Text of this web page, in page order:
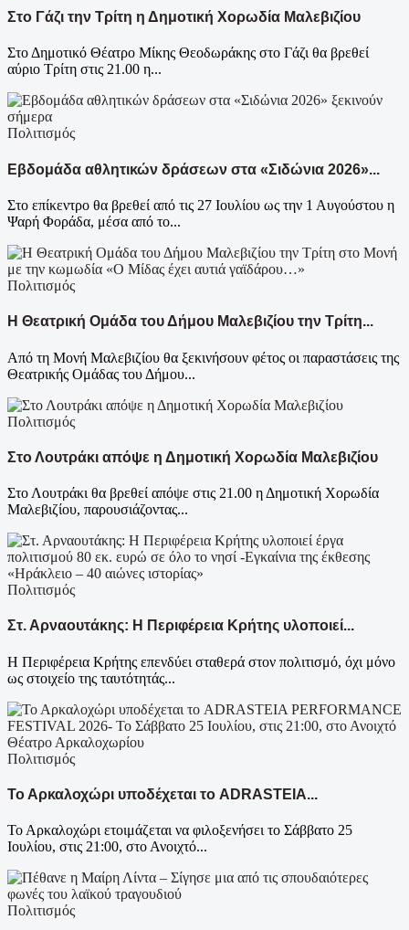
Στο Γάζι την Τρίτη η Δημοτική Χορωδία Μαλεβιζίου
Στο Δημοτικό Θέατρο Μίκης Θεοδωράκης στο Γάζι θα βρεθεί
αύριο Τρίτη στις 21.00 η...
Πολιτισμός
Εβδομάδα αθλητικών δράσεων στα «Σιδώνια 2026»...
Στο επίκεντρο θα βρεθεί από τις 27 Ιουλίου ως την 1 Αυγούστου η
Ψαρή Φοράδα, μέσα από το...
Πολιτισμός
Η Θεατρική Ομάδα του Δήμου Μαλεβιζίου την Τρίτη...
Από τη Μονή Μαλεβιζίου θα ξεκινήσουν φέτος οι παραστάσεις της
Θεατρικής Ομάδας του Δήμου...
Πολιτισμός
Στο Λουτράκι απόψε η Δημοτική Χορωδία Μαλεβιζίου
Στο Λουτράκι θα βρεθεί απόψε στις 21.00 η Δημοτική Χορωδία
Μαλεβιζίου, παρουσιάζοντας...
Πολιτισμός
Στ. Αρναουτάκης: Η Περιφέρεια Κρήτης υλοποιεί...
Η Περιφέρεια Κρήτης επενδύει σταθερά στον πολιτισμό, όχι μόνο
ως στοιχείο της ταυτότητάς...
Πολιτισμός
Το Αρκαλοχώρι υποδέχεται το ADRASTEIA...
Το Αρκαλοχώρι ετοιμάζεται να φιλοξενήσει το Σάββατο 25
Ιουλίου, στις 21:00, στο Ανοιχτό...
Πολιτισμός